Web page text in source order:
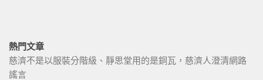
熱門文章
慈濟不是以服裝分階級、靜思堂用的是銅瓦，慈濟人澄清網路
謠言